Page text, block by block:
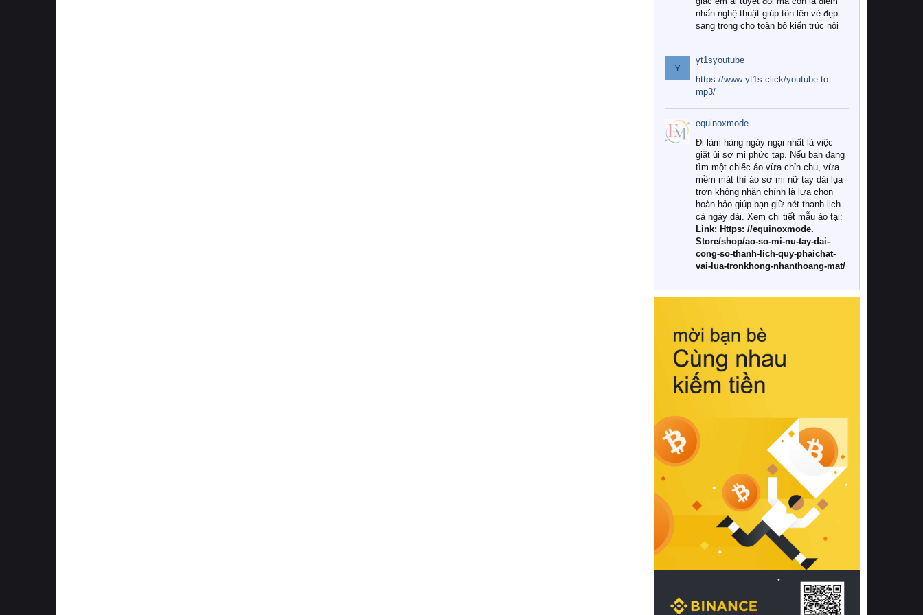
nhấn nghệ thuật giúp tôn lên vẻ đẹp
sang trọng cho toàn bộ kiến trúc nội
Tuy nhiên, giữa thị trường đa dạng
với vô vàn thương hiệu và mẫu mã
như hiện nay, làm thế nào để chọn
được những bộ chăn ga gối đệm cao
cấp thực sự chất lượng, phù hợp với
khí hậu và nhu cầu sử dụng của gia
đình? Hãy cùng chúng tôi đi tìm lời
giải đáp chi tiết qua bài viết dưới đây.
1. Tại sao các gia đình hiện đại lại ưa
chuộng chăn ga gối đệm cao cấp?
Khác với các dòng sản phẩm thông
thường, những bộ chăn ga gối đệm
cao cấp trải qua quy trình sản xuất
nghiêm ngặt từ khâu chọn lọc nguyên
liệu tự nhiên đến công nghệ dệt
nhuộm hiện đại không chứa hóa chất
này, bạn sẽ cảm nhận rõ rệt sự khác
hồi chuẩn xác của phần đệm nâng đỡ
cột sống.
Bên cạnh đó, việc lựa chọn các dòng
sản phẩm đạt chuẩn chất lượng quốc
tế còn giúp ngăn ngừa tình trạng kích
khuẩn và nấm mốc trong điều kiện
thời tiết nóng ẩm. Bạn có thể tìm hiểu
thêm các nghiên cứu khoa học về tác
động của giấc ngủ và môi trường
phòng ngủ đối với sức khỏe con
người tại Sleep Foundation (External
Link) để có cái nhìn toàn diện hơn.
2. Các tiêu chí vàng khi lựa chọn
chăn ga gối đệm cao cấp cho phòng
ngủ
Để sở hữu một bộ chăn ga gối đệm
cao cấp hoàn hảo cả về thẩm mỹ lẫn
công năng, người tiêu dùng cần cân
nhắc kỹ lưỡng các tiêu chí quan trọng
Y
yt1syoutube
https://www-yt1s.click/youtube-to-
mp3/
equinoxmode
Đi làm hàng ngày ngại nhất là việc
giặt ủi sơ mi phức tạp. Nếu bạn đang
tìm một chiếc áo vừa chỉn chu, vừa
mềm mát thì áo sơ mi nữ tay dài lụa
trơn không nhăn chính là lựa chọn
hoàn hảo giúp bạn giữ nét thanh lịch
cả ngày dài. Xem chi tiết mẫu áo tại:
Link: Https: //equinoxmode.
Store/shop/ao-so-mi-nu-tay-dai-
cong-so-thanh-lich-quy-phaichat-
vai-lua-tronkhong-nhanthoang-mat/